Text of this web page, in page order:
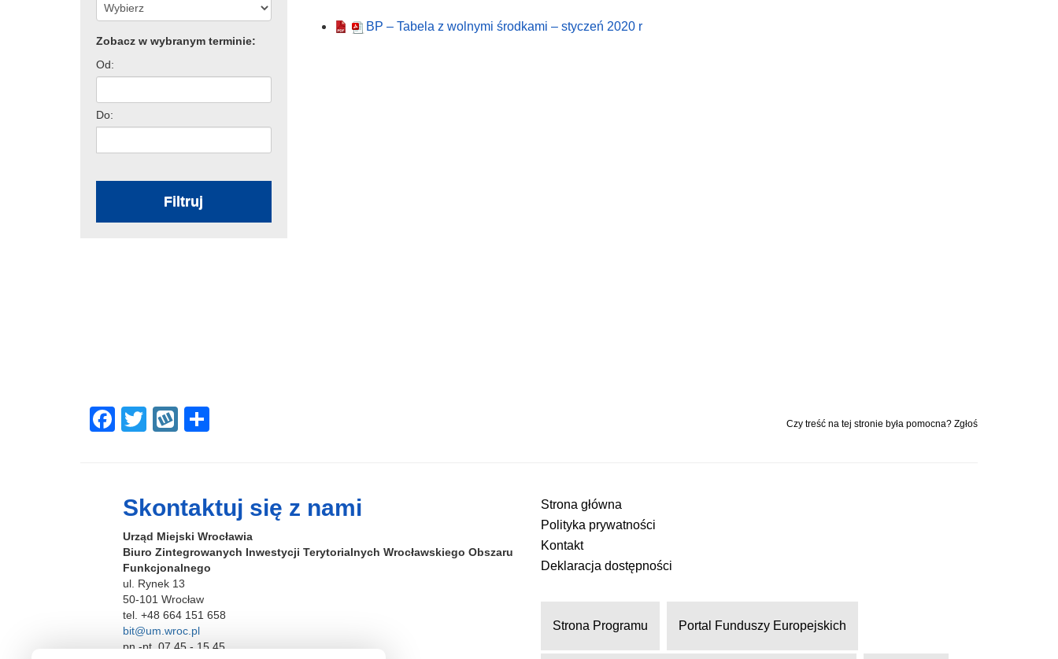
Zobacz w wybranym terminie:
Od:
Do:
Filtruj
BP – Tabela z wolnymi środkami – styczeń 2020 r
F
e
b
o
o
k
T
W
p
e
Czy treść na tej stronie była pomocna? Zgłoś
Skontaktuj się z nami
Urząd Miejski Wrocławia
Biuro Zintegrowanych Inwestycji Terytorialnych Wrocławskiego Obszaru
Funkcjonalnego
ul. Rynek 13
50-101 Wrocław
tel. +48 664 151 658
bit@um.wroc.pl
pn.-pt. 07.45 - 15.45
Strona główna
Polityka prywatności
Kontakt
Deklaracja dostępności
Strona Programu Portal Funduszy Europejskich